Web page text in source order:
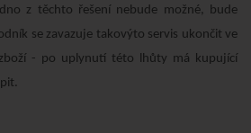
z těchto řešení nebude možné, bude
se zavazuje takovýto servis ukončit ve
- po uplynutí této lhůty má kupující